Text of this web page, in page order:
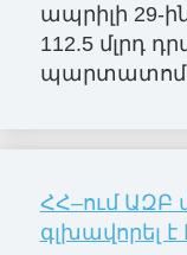
ապրիլի 29-
112.5 մլրդ
ՀՀ–ում ԱԶԲ
գլխավորել